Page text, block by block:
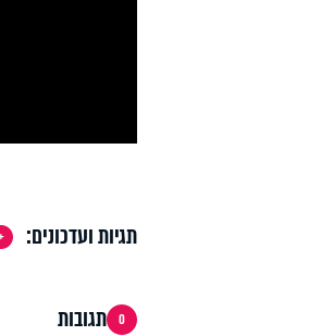
תגיות ועדכונים:
0 תגובות